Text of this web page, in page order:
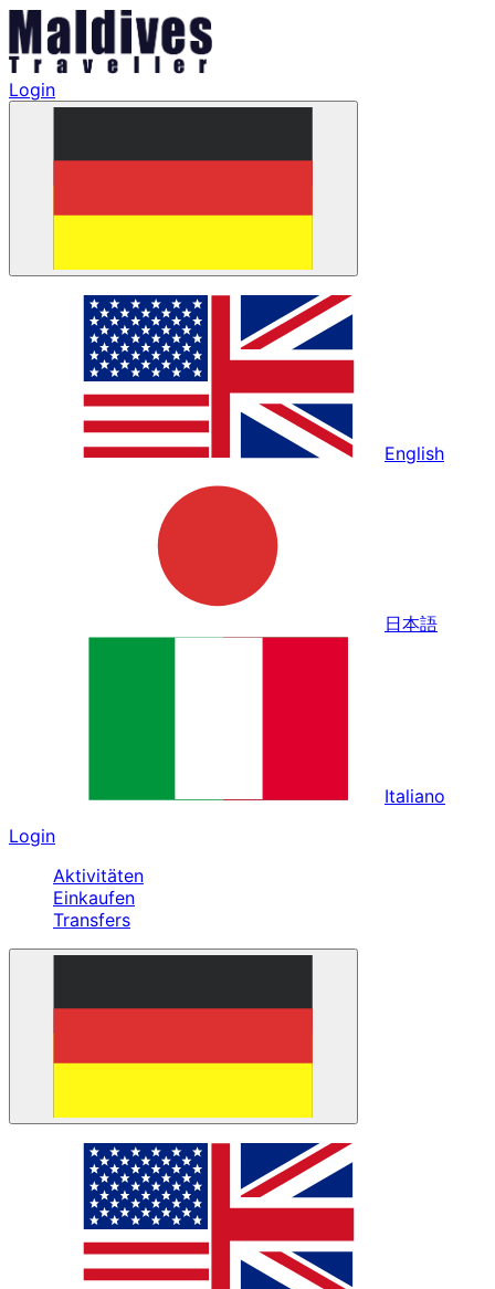
Login
English
日本語
Italiano
Login
Aktivitäten
Einkaufen
Transfers